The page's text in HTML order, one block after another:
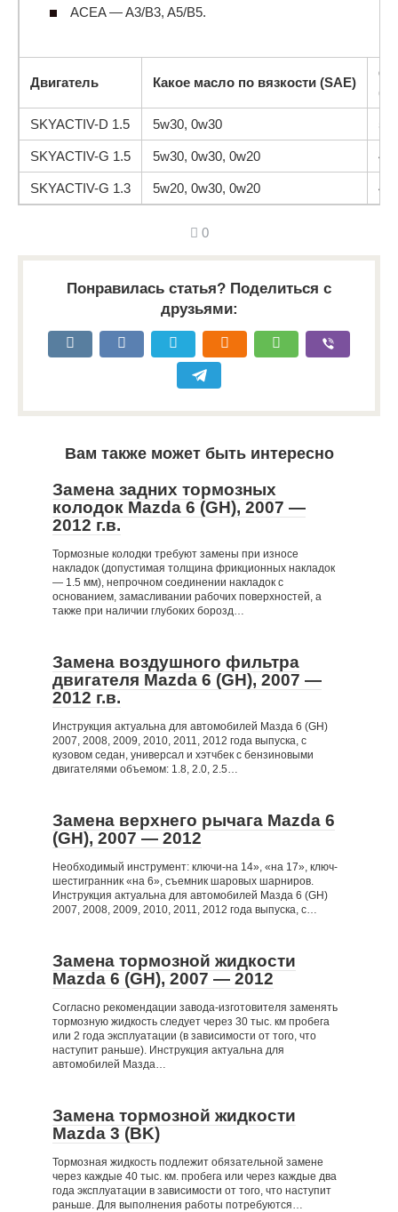
ACEA — A3/B3, A5/B5.
Двигатель Какое масло по вязкости (SAE)
SKYACTIV-D 1.5 5w30, 0w30
SKYACTIV-G 1.5 5w30, 0w30, 0w20
SKYACTIV-G 1.3 5w20, 0w30, 0w20
0
Понравилась статья? Поделиться с
друзьями:
Вам также может быть интересно
Замена задних тормозных
колодок Mazda 6 (GH), 2007 —
2012 г.в.
Тормозные колодки требуют замены при износе
накладок (допустимая толщина фрикционных накладок
— 1.5 мм), непрочном соединении накладок с
основанием, замасливании рабочих поверхностей, а
также при наличии глубоких борозд…
Замена воздушного фильтра
двигателя Mazda 6 (GH), 2007 —
2012 г.в.
Инструкция актуальна для автомобилей Мазда 6 (GH)
2007, 2008, 2009, 2010, 2011, 2012 года выпуска, с
кузовом седан, универсал и хэтчбек с бензиновыми
двигателями объемом: 1.8, 2.0, 2.5…
Замена верхнего рычага Mazda 6
(GH), 2007 — 2012
Необходимый инструмент: ключи-на 14», «на 17», ключ-
шестигранник «на 6», съемник шаровых шарниров.
Инструкция актуальна для автомобилей Мазда 6 (GH)
2007, 2008, 2009, 2010, 2011, 2012 года выпуска, с…
Замена тормозной жидкости
Mazda 6 (GH), 2007 — 2012
Согласно рекомендации завода-изготовителя заменять
тормозную жидкость следует через 30 тыс. км пробега
или 2 года эксплуатации (в зависимости от того, что
наступит раньше). Инструкция актуальна для
автомобилей Мазда…
Замена тормозной жидкости
Mazda 3 (BK)
Тормозная жидкость подлежит обязательной замене
через каждые 40 тыс. км. пробега или через каждые два
года эксплуатации в зависимости от того, что наступит
раньше. Для выполнения работы потребуются…